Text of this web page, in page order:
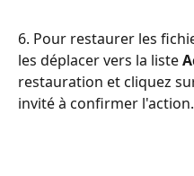
6. Pour restaurer les
les déplacer vers la liste
restauration et cliquez
invité à confirmer l'action.